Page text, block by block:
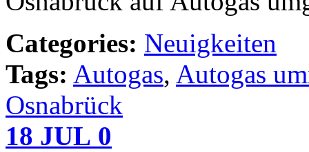
Categories: Neuigkeiten
Tags: Autogas, Autogas
Osnabrück
18 JUL 0